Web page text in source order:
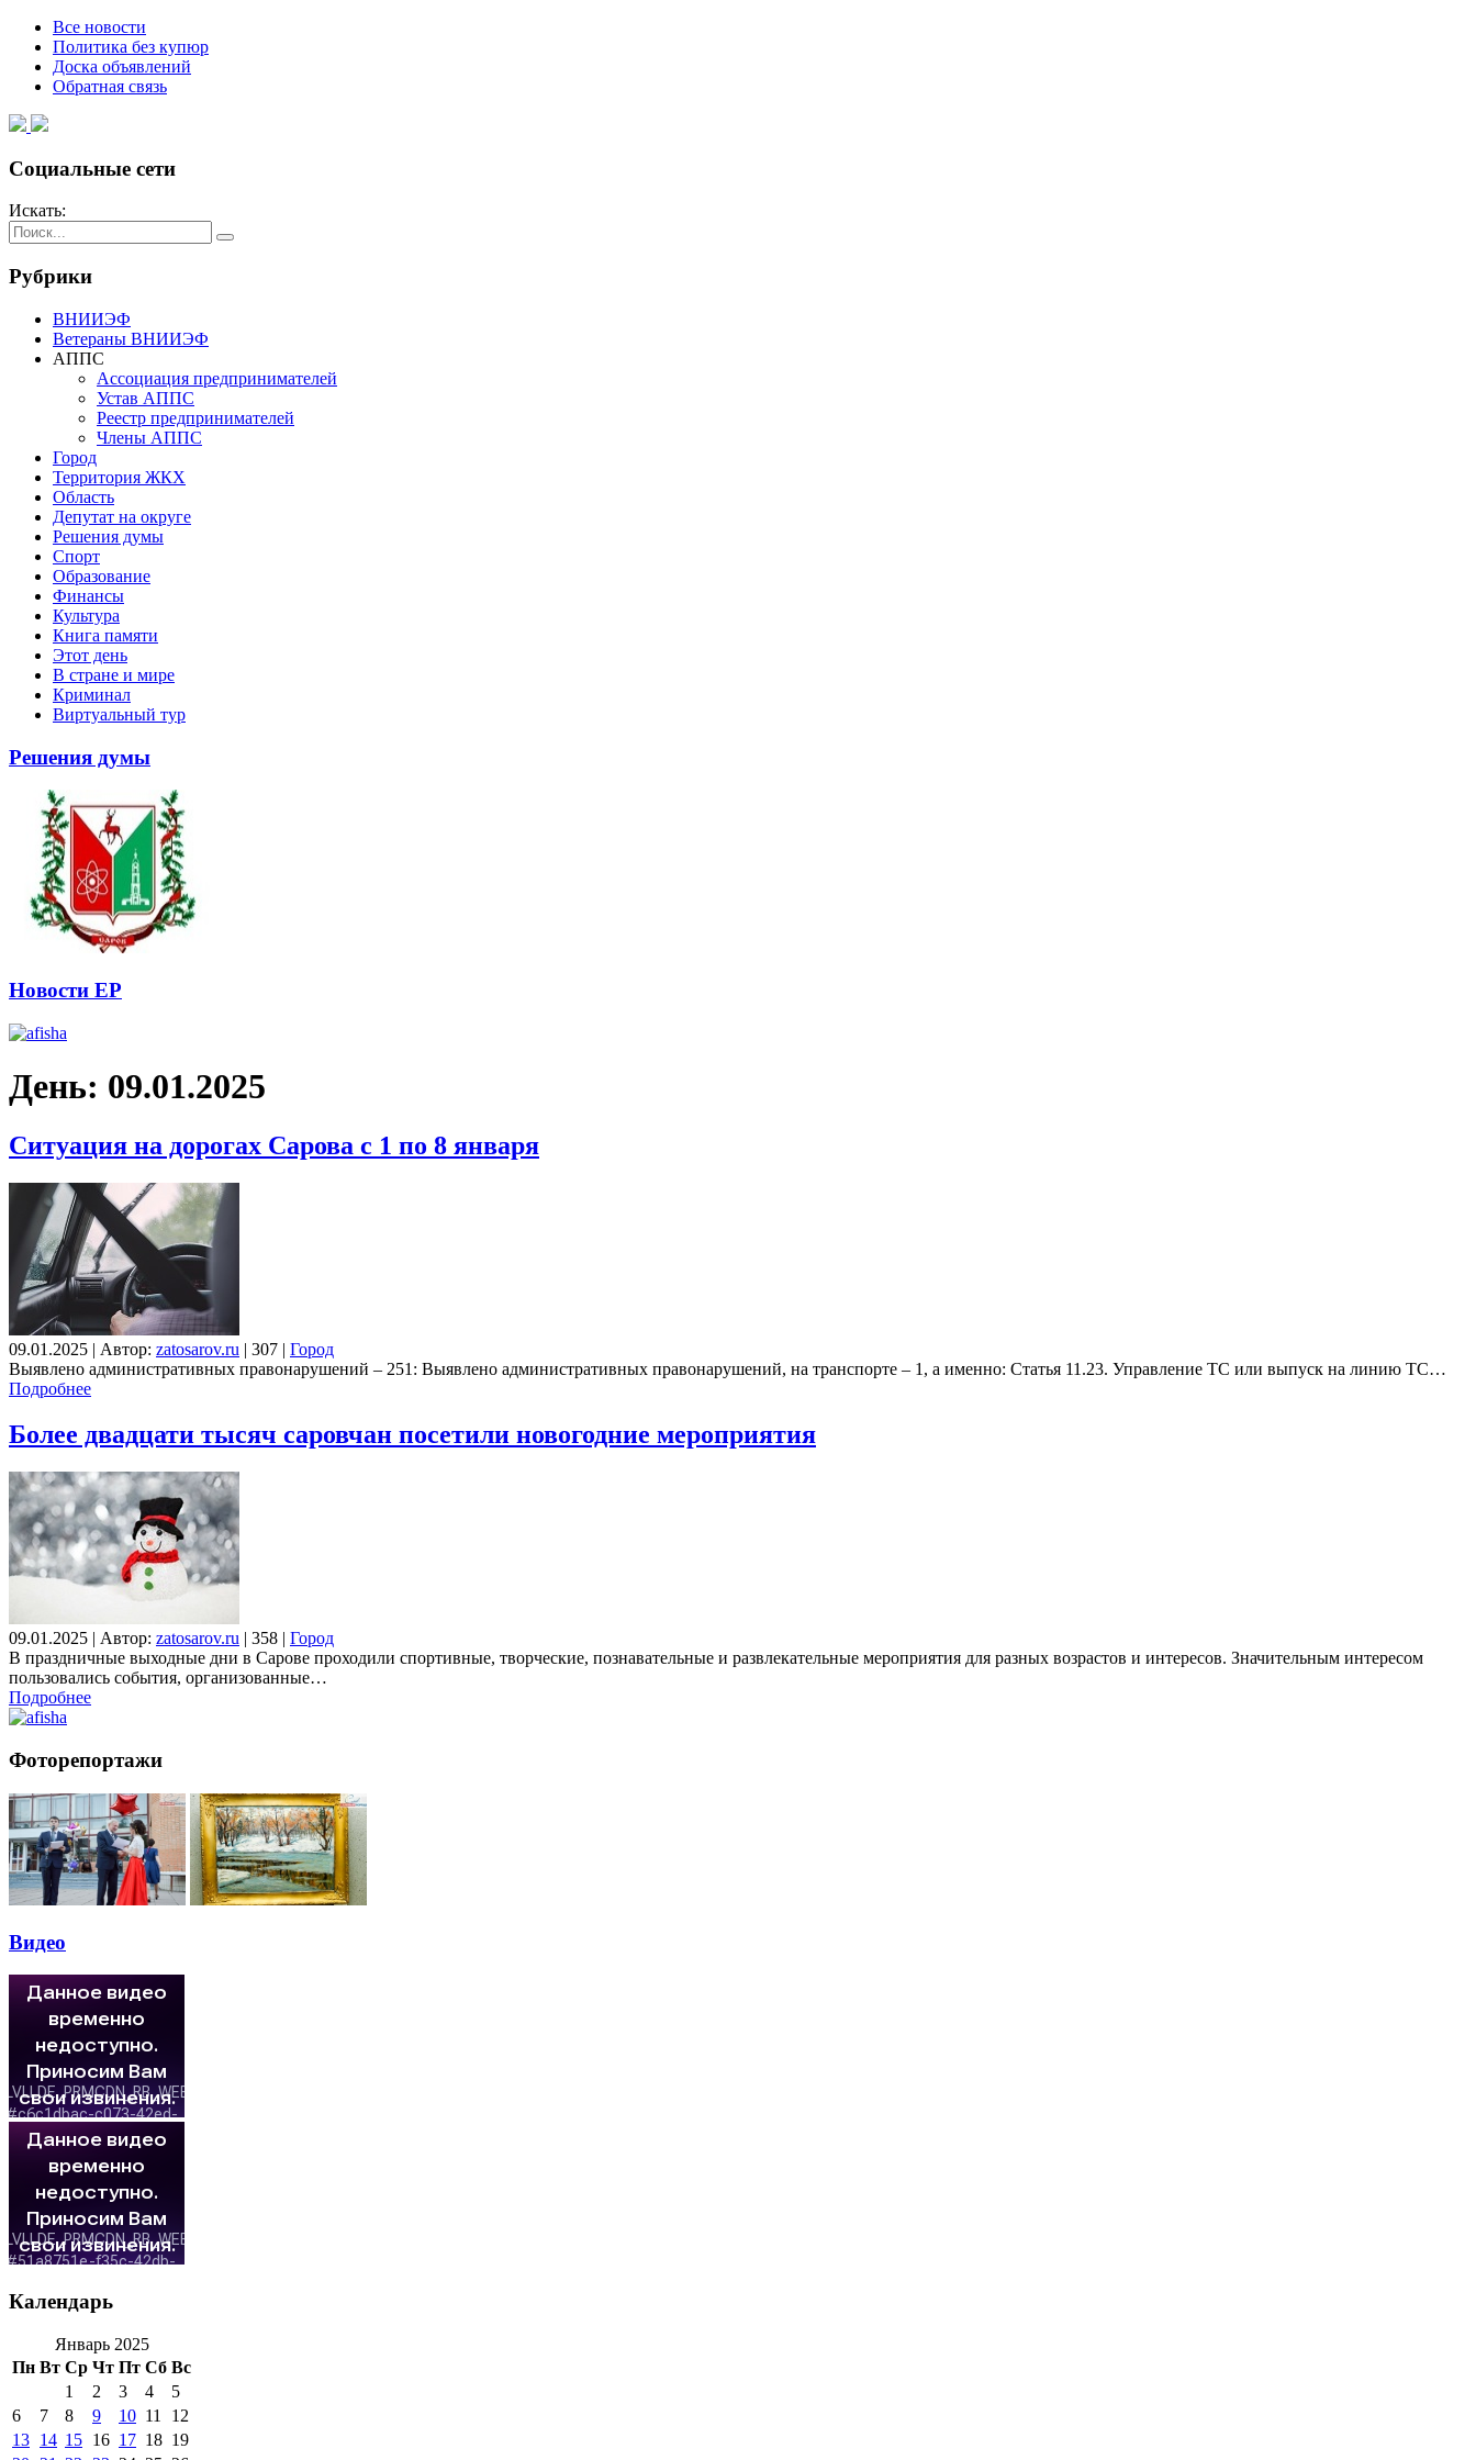
Все новости
Политика без купюр
Доска объявлений
Обратная связь
Социальные сети
Искать:
Рубрики
ВНИИЭФ
Ветераны ВНИИЭФ
АППС
Ассоциация предпринимателей
Устав АППС
Реестр предпринимателей
Члены АППС
Город
Территория ЖКХ
Область
Депутат на округе
Решения думы
Спорт
Образование
Финансы
Культура
Книга памяти
Этот день
В стране и мире
Криминал
Виртуальный тур
Решения думы
Новости ЕР
День: 09.01.2025
Ситуация на дорогах Сарова с 1 по 8 января
09.01.2025 | Автор: zatosarov.ru | 307 | Город
Выявлено административных правонарушений – 251: Выявлено административных правонарушений, на транспорте – 1, а именно: Статья 11.23. Управление ТС или выпуск на линию ТС…
Подробнее
Более двадцати тысяч саровчан посетили новогодние мероприятия
09.01.2025 | Автор: zatosarov.ru | 358 | Город
В праздничные выходные дни в Сарове проходили спортивные, творческие, познавательные и развлекательные мероприятия для разных возрастов и интересов. Значительным интересом
пользовались события, организованные…
Подробнее
Фоторепортажи
Видео
Календарь
Январь 2025
Пн Вт Ср Чт Пт Сб Вс
1
2 3 4
5
6
7 8 9 10 11
12
13 14 15 16 17 18 19